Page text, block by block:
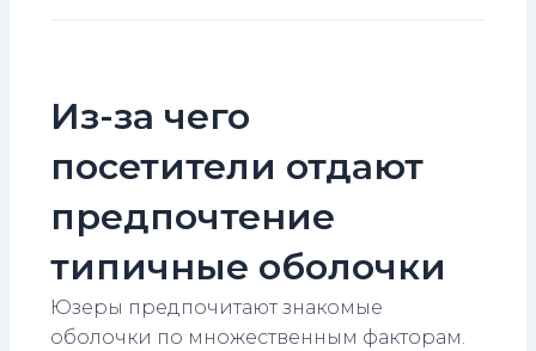
Из-за чего
посетители отдают
предпочтение
типичные оболочки
Юзеры предпочитают знакомые
оболочки по множественным факторам.